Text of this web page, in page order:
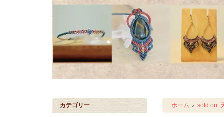
カテゴリー ホーム ＞ sold out